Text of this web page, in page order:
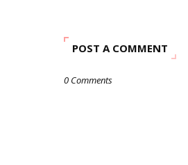
POST A COMMENT
0 Comments